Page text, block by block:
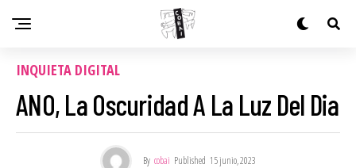
INQUIETA DIGITAL
ANO, La Oscuridad A La Luz Del Dia
By cobai Published 15 junio, 2023